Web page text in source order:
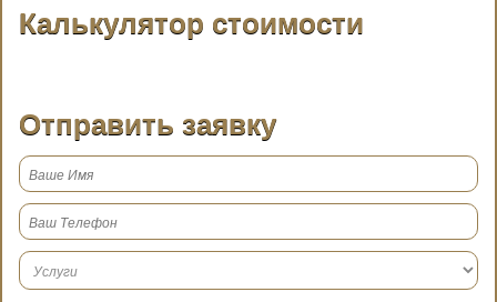
Калькулятор стоимости
Отправить заявку